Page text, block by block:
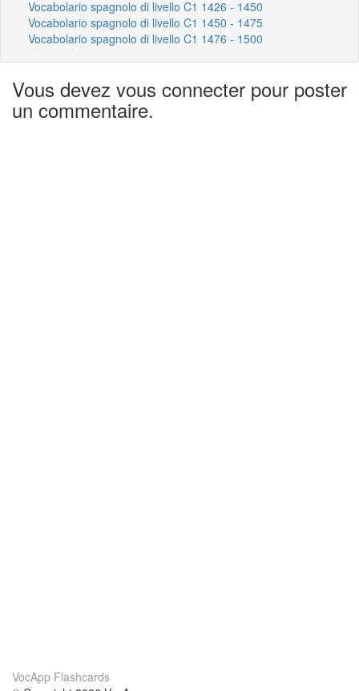
Vocabolario spagnolo di livello C1 1426 - 1450
Vocabolario spagnolo di livello C1 1450 - 1475
Vocabolario spagnolo di livello C1 1476 - 1500
Vous devez vous connecter pour poster
un commentaire.
VocApp Flashcards